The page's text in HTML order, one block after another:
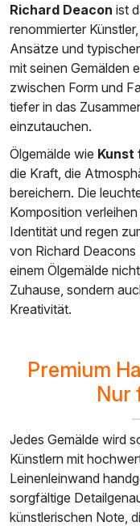
Richard Deacon ist
renommierter
Ansätze und
mit seinen Gemälden
zwischen Form und
tiefer in das
einzutauchen.
Ölgemälde wie Kunst
die Kraft, die
bereichern. Die
Komposition
Identität und regen
von Richard Deacons
einem Ölgemälde
Zuhause, sondern
Kreativität.
Premium
Nur
Jedes Gemälde wird
Künstlern mit
Leinenleinwand
sorgfältige
künstlerischen Note,